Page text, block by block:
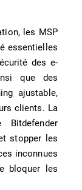
les MSP
essentielles
des e-
que des
ajustable,
clients. La
stopper les
inconnues
bloquer les